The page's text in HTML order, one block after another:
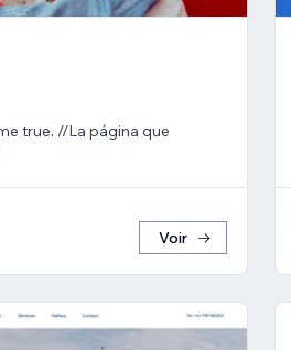
true. //La página que
Voir